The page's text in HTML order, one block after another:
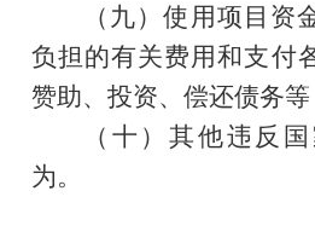
（九）使用项目资
负担的有关费用和支付
赞助、投资、偿还债务等
（十）其他违反
为。